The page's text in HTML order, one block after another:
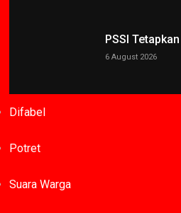
PSSI
6 August 2026
Difabel
Potret
Suara Warga